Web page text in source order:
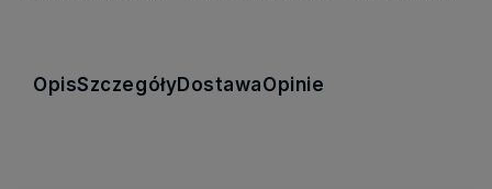
OpisSzczegółyDostawaOpinie